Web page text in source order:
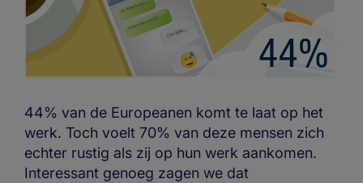
44% van de Europeanen komt te laat op het
werk. Toch voelt 70% van deze mensen zich
echter rustig als zij op hun werk aankomen.
Interessant genoeg zagen we dat